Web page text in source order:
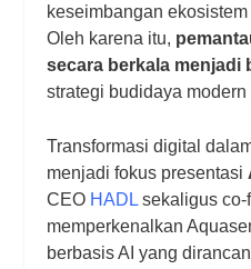
keseimbangan
Oleh karena itu,
secara berkala menjadi
strategi budidaya
Transformasi digital
menjadi fokus presentasi
CEO HADL sekaligus co-
memperkenalkan
berbasis AI yang